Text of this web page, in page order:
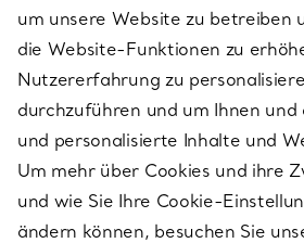
Tiffany HardWear
um unsere Website zu betreiben
die Website-Funktionen zu
Nutzererfahrung zu
durchzuführen und um Ihnen
und personalisierte Inhalte und
Um mehr über Cookies und ihre
und wie Sie Ihre Cookie-
ändern können, besuchen Sie